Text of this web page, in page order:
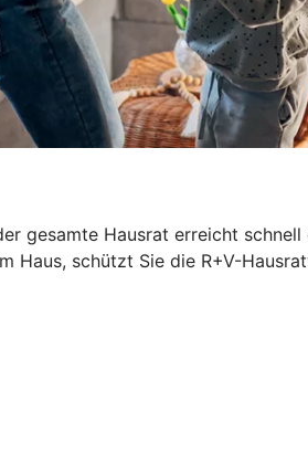
gesamte Hausrat erreicht
Haus, schützt Sie die R+V-